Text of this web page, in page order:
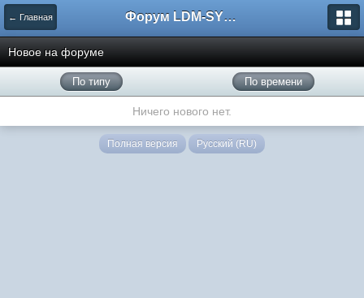
← Главная Форум LDM-SYSTEMS
Новое на форуме
По типу По времени
Ничего нового нет.
Полная версия Русский (RU)